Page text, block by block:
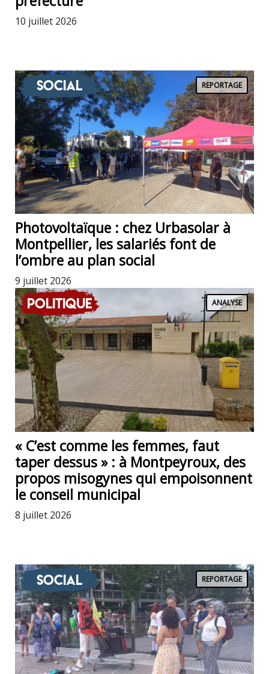
10 juillet 2026
Social REPORTAGE
Photovoltaïque : chez Urbasolar à
Montpellier, les salariés font de
l’ombre au plan social
9 juillet 2026
Politique ANALYSE
« C’est comme les femmes, faut
taper dessus » : à Montpeyroux, des
propos misogynes qui empoisonnent
le conseil municipal
8 juillet 2026
Social REPORTAGE